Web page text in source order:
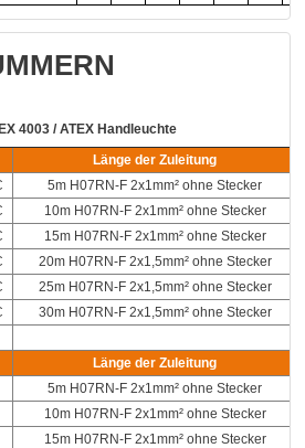
4003 / ATEX Handleuchte
Länge der Zuleitung
5m H07RN-F 2x1mm² ohne Stecker
10m H07RN-F 2x1mm² ohne Stecker
15m H07RN-F 2x1mm² ohne Stecker
20m H07RN-F 2x1,5mm² ohne Stecker
25m H07RN-F 2x1,5mm² ohne Stecker
30m H07RN-F 2x1,5mm² ohne Stecker
Länge der Zuleitung
5m H07RN-F 2x1mm² ohne Stecker
10m H07RN-F 2x1mm² ohne Stecker
15m H07RN-F 2x1mm² ohne Stecker